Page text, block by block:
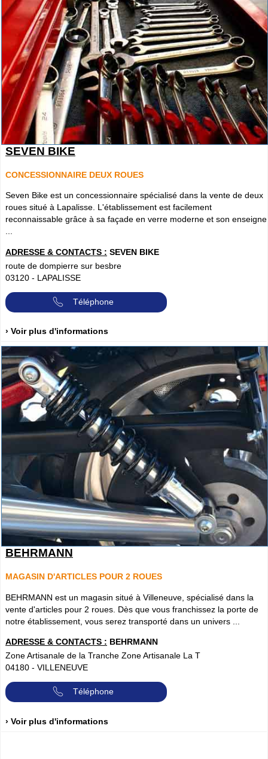
SEVEN BIKE
CONCESSIONNAIRE DEUX ROUES
Seven Bike est un concessionnaire spécialisé dans la vente de deux
roues situé à Lapalisse. L'établissement est facilement
reconnaissable grâce à sa façade en verre moderne et son enseigne
...
ADRESSE & CONTACTS : SEVEN BIKE
route de dompierre sur besbre
03120 - LAPALISSE
Téléphone
› Voir plus d'informations
BEHRMANN
MAGASIN D'ARTICLES POUR 2 ROUES
BEHRMANN est un magasin situé à Villeneuve, spécialisé dans la
vente d'articles pour 2 roues. Dès que vous franchissez la porte de
notre établissement, vous serez transporté dans un univers ...
ADRESSE & CONTACTS : BEHRMANN
Zone Artisanale de la Tranche Zone Artisanale La T
04180 - VILLENEUVE
Téléphone
› Voir plus d'informations